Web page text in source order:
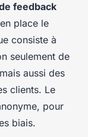
feedback
place le
consiste à
seulement de
aussi des
clients. Le
pour
biais.